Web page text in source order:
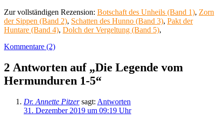
Zur vollständigen Rezension: Botschaft des Unheils (Band 1), Zorn
der Sippen (Band 2), Schatten des Hunno (Band 3), Pakt der
Huntare (Band 4), Dolch der Vergeltung (Band 5),
Kommentare (2)
2 Antworten auf „Die Legende vom
Hermunduren 1-5“
Dr. Annette Pitzer sagt: Antworten
31. Dezember 2019 um 09:19 Uhr